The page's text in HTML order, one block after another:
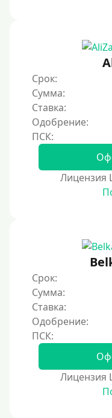
4 года
5 лет
Краткосрочные
Долгосрочные
Принятие
За 15 минут
За час
Срочные
Моментальные
Экспресс
В день обращения
Срок:
Сумма:
Ставка:
Одобрение:
Лицензия
Срок:
Сумма:
Ставка:
Одобрение:
Лицензия